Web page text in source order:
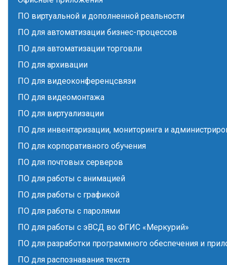
ПО виртуальной и дополненной реальности
ПО для автоматизации бизнес-процессов
ПО для автоматизации торговли
ПО для архивации
ПО для видеоконференцсвязи
ПО для видеомонтажа
ПО для виртуализации
ПО для инвентаризации, мониторинга и
ПО для корпоративного обучения
ПО для почтовых серверов
ПО для работы с анимацией
ПО для работы с графикой
ПО для работы с паролями
ПО для работы с эВСД во ФГИС «Меркурий»
ПО для разработки программного обеспечения и
ПО для распознавания текста